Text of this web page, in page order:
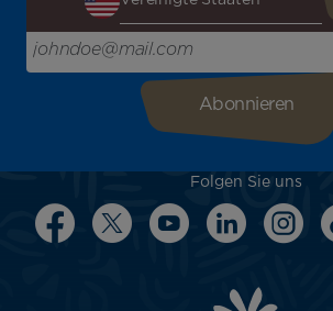
Bitte geben Sie hier Ihre E-Mail-Adresse
Folgen Sie uns